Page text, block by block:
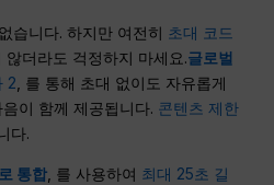
습니다. 하지만 여전히 초대 코드
않더라도 걱정하지 마세요.글로벌
2 , 를 통해 초대 없이도 자유롭게
이 함께 제공됩니다. 콘텐츠 제한
다.
통합, 를 사용하여 최대 25초 길